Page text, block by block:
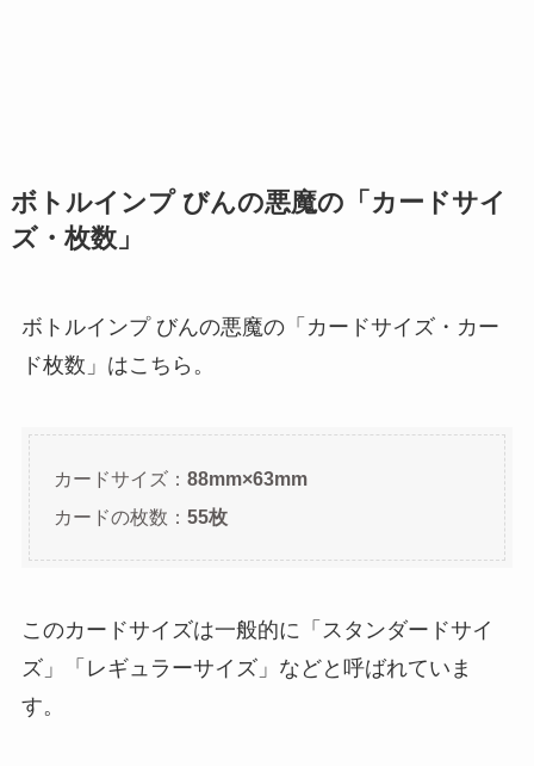
ボトルインプ びんの悪魔の「カードサイ
ズ・枚数」
ボトルインプ びんの悪魔の「カードサイズ・カー
ド枚数」はこちら。
カードサイズ： 88mm×63mm
カードの枚数： 55枚
このカードサイズは一般的に「スタンダードサイ
ズ」「レギュラーサイズ」などと呼ばれていま
す。